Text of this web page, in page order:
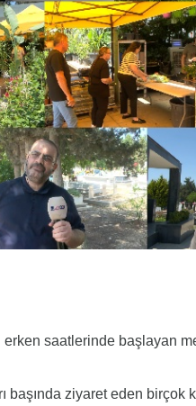
erken saatlerinde başlayan
başında ziyaret eden birçok